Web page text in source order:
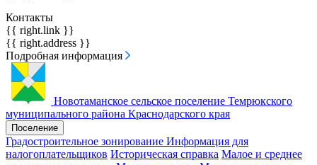
Контакты
{{ right.link }}
{{ right.address }}
Подробная информация
Новотаманское сельское поселение Темрюкского
муниципального района Краснодарского края
Поселение
Градостроительное зонирование Информация для
налогоплательщиков Историческая справка Малое и среднее